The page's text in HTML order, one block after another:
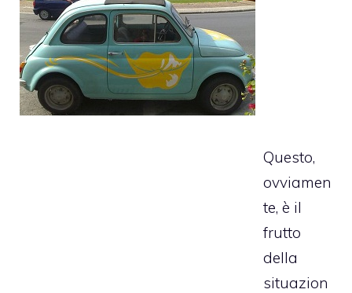
Questo,
ovviamen
te, è il
frutto
della
situazion